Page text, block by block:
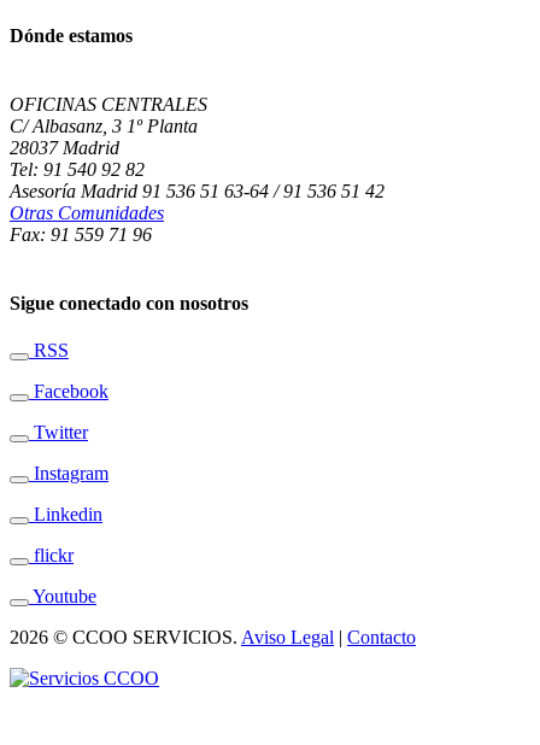
Dónde estamos
OFICINAS CENTRALES
C/ Albasanz, 3 1º Planta
28037 Madrid
Tel: 91 540 92 82
Asesoría Madrid 91 536 51 63-64 / 91 536 51 42
Otras Comunidades
Fax: 91 559 71 96
Sigue conectado con nosotros
RSS
Facebook
Twitter
Instagram
Linkedin
flickr
Youtube
2026 © CCOO SERVICIOS. Aviso Legal | Contacto